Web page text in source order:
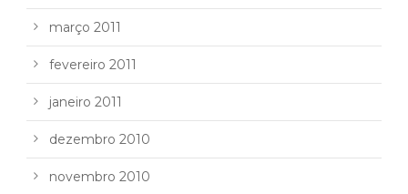
março 2011
fevereiro 2011
janeiro 2011
dezembro 2010
novembro 2010